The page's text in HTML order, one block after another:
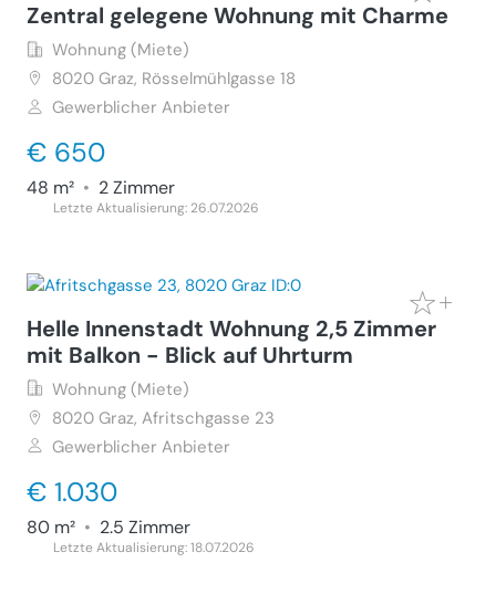
Zentral gelegene Wohnung mit Charme
Wohnung (Miete)
8020 Graz, Rösselmühlgasse 18
Gewerblicher Anbieter
€ 650
48 m² • 2 Zimmer
Letzte Aktualisierung: 26.07.2026
Helle Innenstadt Wohnung 2,5 Zimmer
mit Balkon - Blick auf Uhrturm
Wohnung (Miete)
8020 Graz, Afritschgasse 23
Gewerblicher Anbieter
€ 1.030
80 m² • 2.5 Zimmer
Letzte Aktualisierung: 18.07.2026